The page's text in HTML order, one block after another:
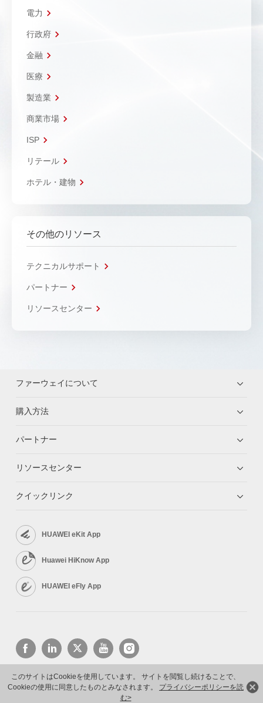
このサイトはCookieを使用しています。 サイトを閲覧し続けることで、
Cookieの使用に同意したものとみなされます。 プライバシーポリシーを読
む>
電力
行政府
金融
医療
製造業
商業市場
ISP
リテール
ホテル・建物
その他のリソース
テクニカルサポート
パートナー
リソースセンター
ファーウェイについて
購入方法
パートナー
リソースセンター
クイックリンク
HUAWEI eKit App
Huawei HiKnow App
HUAWEI eFly App
Copyright © 2026 Huawei Technologies Co., Ltd. All rights reserved.
プライバシーポリシー